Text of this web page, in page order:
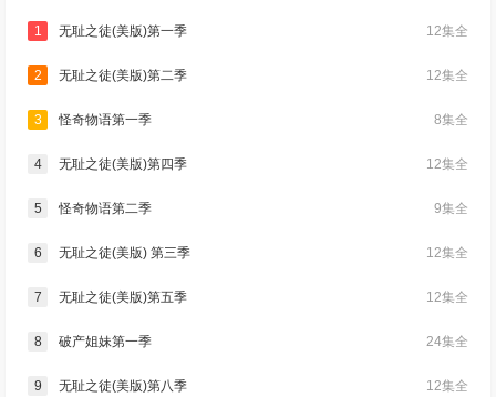
12集全
1 无耻之徒(美版)第一季
12集全
2 无耻之徒(美版)第二季
8集全
3 怪奇物语第一季
12集全
4 无耻之徒(美版)第四季
9集全
5 怪奇物语第二季
12集全
6 无耻之徒(美版) 第三季
12集全
7 无耻之徒(美版)第五季
24集全
8 破产姐妹第一季
12集全
9 无耻之徒(美版)第八季